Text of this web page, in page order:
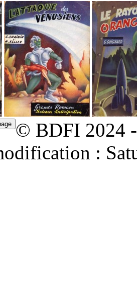
© BDFI 2024
: